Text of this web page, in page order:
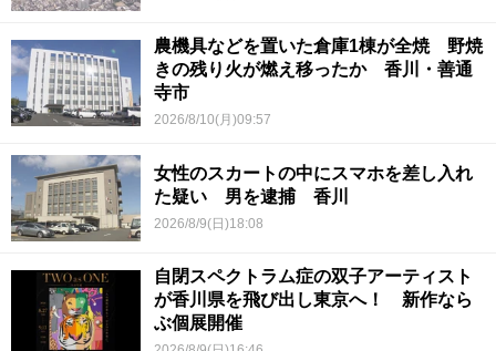
農機具などを置いた倉庫1棟が全焼 野焼
きの残り火が燃え移ったか 香川・善通
寺市
2026/8/10(月)09:57
女性のスカートの中にスマホを差し入れ
た疑い 男を逮捕 香川
2026/8/9(日)18:08
自閉スペクトラム症の双子アーティスト
が香川県を飛び出し東京へ！ 新作なら
ぶ個展開催